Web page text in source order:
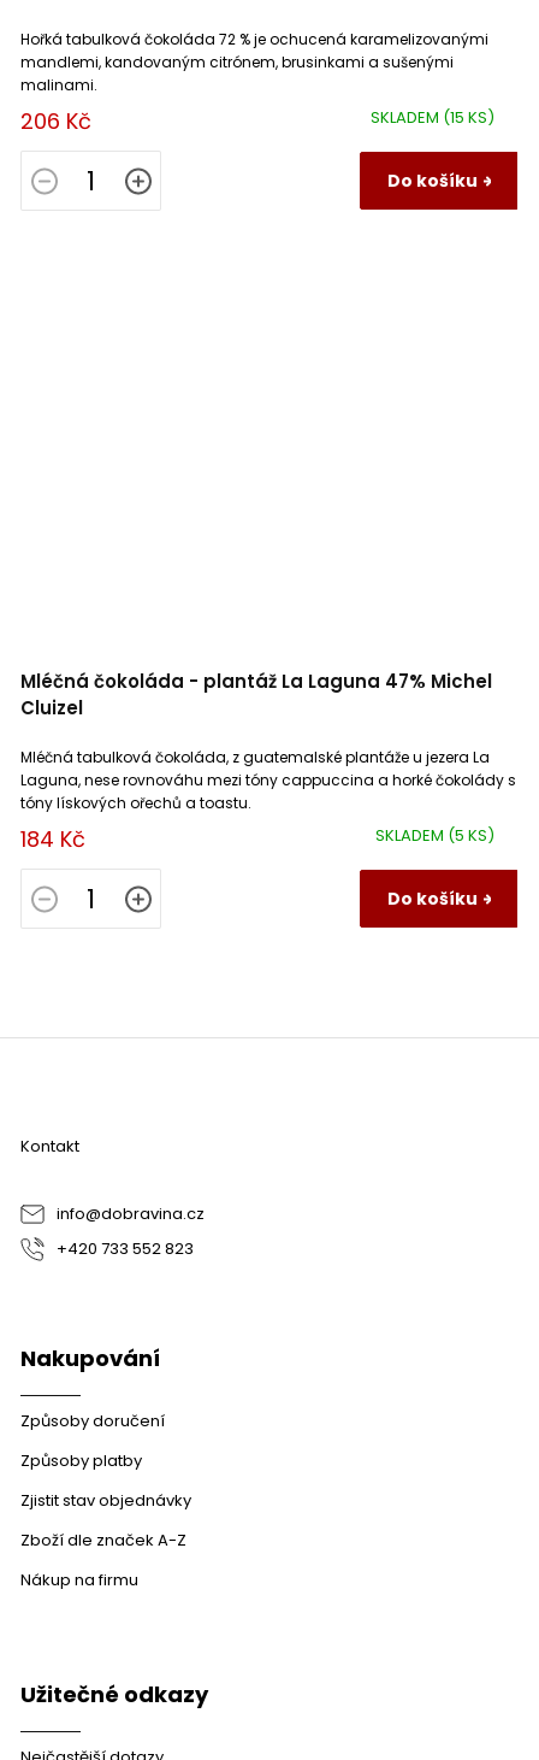
SKLADEM (15 KS)
206 Kč
Do košíku
Hořká tabulková čokoláda 72 % je ochucená karamelizovanými
mandlemi, kandovaným citrónem, brusinkami a sušenými
malinami.
Mléčná čokoláda - plantáž La Laguna 47% Michel
Cluizel
SKLADEM (5 KS)
184 Kč
Do košíku
Mléčná tabulková čokoláda, z guatemalské plantáže u jezera La
Laguna, nese rovnováhu mezi tóny cappuccina a horké čokolády s
tóny lískových ořechů a toastu.
Z
Kontakt
info@dobravina.cz
+420 733 552 823
Nakupování
Způsoby doručení
Způsoby platby
Zjistit stav objednávky
Zboží dle značek A-Z
Nákup na firmu
Užitečné odkazy